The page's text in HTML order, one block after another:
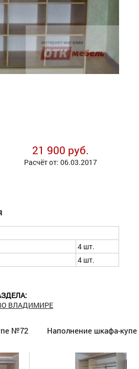
21 900 руб.
Расчёт от: 06.03.2017
4 шт.
4 шт.
ВЛАДИМИРЕ
№72 Наполнение шкафа-